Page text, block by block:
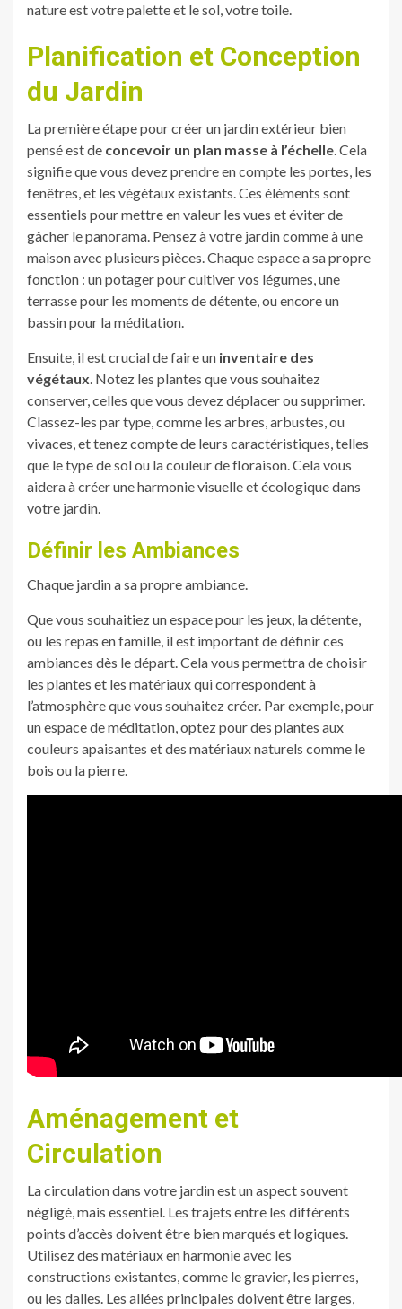
nature est votre palette et le sol, votre toile.
Planification et Conception
du Jardin
La première étape pour créer un jardin extérieur bien
pensé est de concevoir un plan masse à l’échelle. Cela
signifie que vous devez prendre en compte les portes, les
fenêtres, et les végétaux existants. Ces éléments sont
essentiels pour mettre en valeur les vues et éviter de
gâcher le panorama. Pensez à votre jardin comme à une
maison avec plusieurs pièces. Chaque espace a sa propre
fonction : un potager pour cultiver vos légumes, une
terrasse pour les moments de détente, ou encore un
bassin pour la méditation.
Ensuite, il est crucial de faire un inventaire des
végétaux. Notez les plantes que vous souhaitez
conserver, celles que vous devez déplacer ou supprimer.
Classez-les par type, comme les arbres, arbustes, ou
vivaces, et tenez compte de leurs caractéristiques, telles
que le type de sol ou la couleur de floraison. Cela vous
aidera à créer une harmonie visuelle et écologique dans
votre jardin.
Définir les Ambiances
Chaque jardin a sa propre ambiance.
Que vous souhaitiez un espace pour les jeux, la détente,
ou les repas en famille, il est important de définir ces
ambiances dès le départ. Cela vous permettra de choisir
les plantes et les matériaux qui correspondent à
l’atmosphère que vous souhaitez créer. Par exemple, pour
un espace de méditation, optez pour des plantes aux
couleurs apaisantes et des matériaux naturels comme le
bois ou la pierre.
Aménagement et
Circulation
La circulation dans votre jardin est un aspect souvent
négligé, mais essentiel. Les trajets entre les différents
points d’accès doivent être bien marqués et logiques.
Utilisez des matériaux en harmonie avec les
constructions existantes, comme le gravier, les pierres,
ou les dalles. Les allées principales doivent être larges,